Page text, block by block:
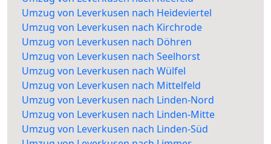
Umzug von Leverkusen nach Heideviertel
Umzug von Leverkusen nach Kirchrode
Umzug von Leverkusen nach Döhren
Umzug von Leverkusen nach Seelhorst
Umzug von Leverkusen nach Wülfel
Umzug von Leverkusen nach Mittelfeld
Umzug von Leverkusen nach Linden-Nord
Umzug von Leverkusen nach Linden-Mitte
Umzug von Leverkusen nach Linden-Süd